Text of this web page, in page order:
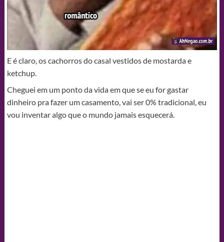
E é claro, os cachorros do casal vestidos de mostarda e
ketchup.
Cheguei em um ponto da vida em que se eu for gastar
dinheiro pra fazer um casamento, vai ser 0% tradicional, eu
vou inventar algo que o mundo jamais esquecerá.